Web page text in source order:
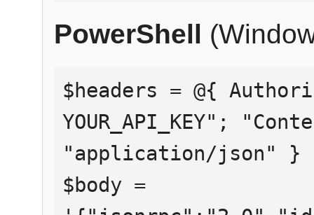
PowerShell
$headers = @{
YOUR_API_KEY";
"application/json" }
$body =